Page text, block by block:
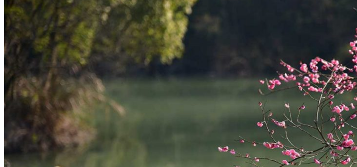
Chongqing 重庆
Guangxi 广西
Guizhou 贵州
Hubei
Sichuan 四川
Tibet 西藏
Yunnan 云南
Circuits
Organisation
Circuits sur mesure
Nos Petits Groupes
Ambiance
Classique et incontournables
Culture & expériences
Nature et grands paysages
Famille et enfants
Trekking et aventure